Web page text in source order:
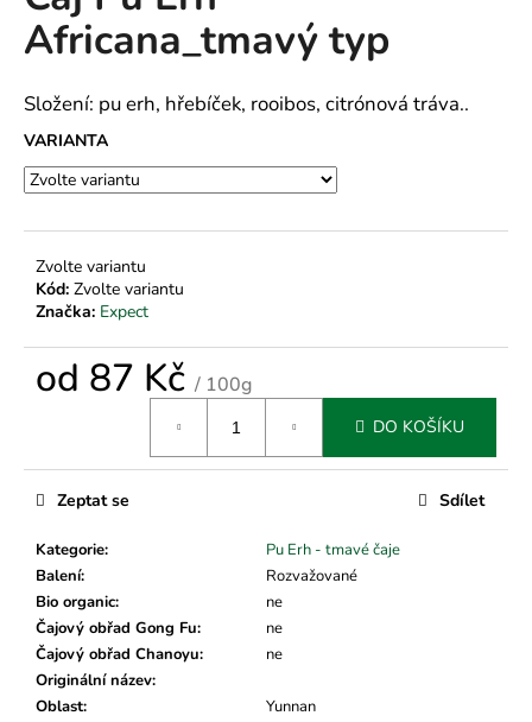
0,0
z
hvězdiček.
Africana_tmavý typ
Složení: pu erh, hřebíček, rooibos, citrónová tráva..
VARIANTA
Zvolte variantu
Kód: Zvolte variantu
Značka: Expect
od 87 Kč / 100g
DO KOŠÍKU
Kategorie:
Pu Erh - tmavé čaje
Balení:
Rozvažované
Bio organic:
ne
Čajový obřad Gong Fu:
ne
Čajový obřad Chanoyu:
ne
Originální název:
Oblast: Yunnan
Zeptat se Sdílet
a
j
í
t
?
D
u
u
m
e